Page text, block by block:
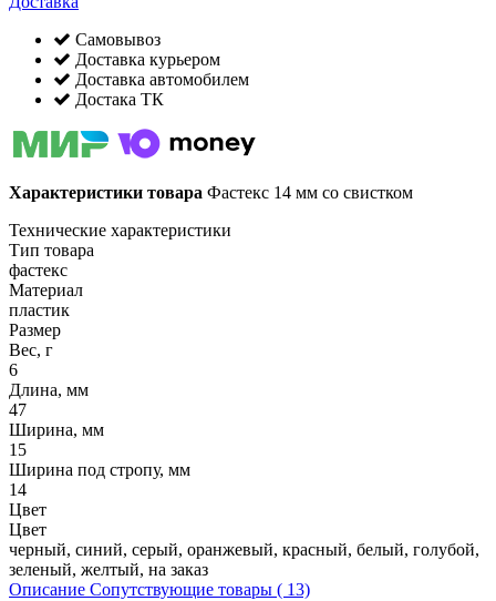
Самовывоз
Доставка курьером
Доставка автомобилем
Достака ТК
Характеристики товара Фастекс 14 мм со свистком
Технические характеристики
Тип товара
фастекс
Материал
пластик
Размер
Вес, г
6
Длина, мм
47
Ширина, мм
15
Ширина под стропу, мм
14
Цвет
Цвет
черный, синий, серый, оранжевый, красный, белый, голубой,
зеленый, желтый, на заказ
Описание Сопутствующие товары ( 13)